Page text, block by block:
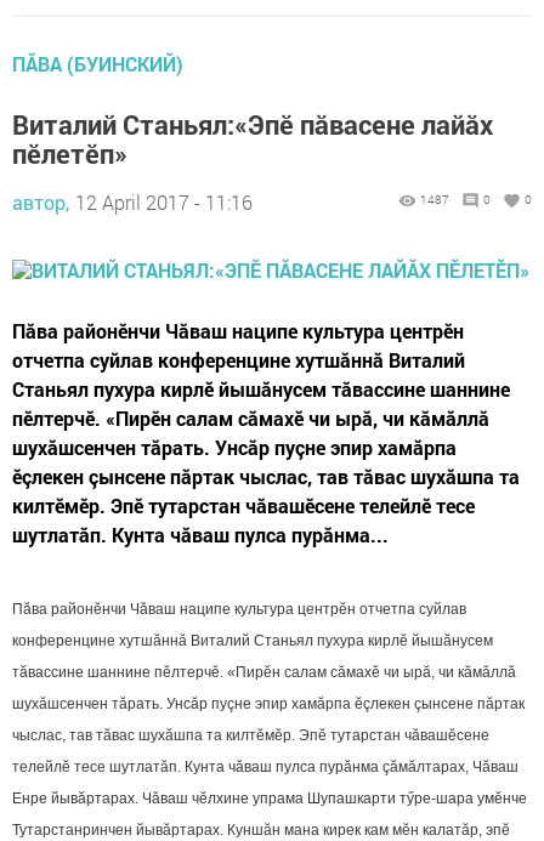
ПĂВА (БУИНСКИЙ)
Виталий Станьял:«Эпӗ пăвасене лайăх
пӗлетӗп»
автор, 12 April 2017 - 11:16 1487 0 0
Пăва районӗнчи Чăваш наципе культура центрӗн
отчетпа суйлав конференцине хутшăннă Виталий
Станьял пухура кирлӗ йышăнусем тăвассине шаннине
пӗлтерчӗ. «Пирӗн салам сăмахӗ чи ырă, чи кăмăллă
шухăшсенчен тăрать. Унсăр пуçне эпир хамăрпа
ӗçлекен çынсене пăртак чыслас, тав тăвас шухăшпа та
килтӗмӗр. Эпӗ тутарстан чăвашӗсене телейлӗ тесе
шутлатăп. Кунта чăваш пулса пурăнма...
Пăва районӗнчи Чăваш наципе культура центрӗн отчетпа суйлав
конференцине хутшăннă Виталий Станьял пухура кирлӗ йышăнусем
тăвассине шаннине пӗлтерчӗ. «Пирӗн салам сăмахӗ чи ырă, чи кăмăллă
шухăшсенчен тăрать. Унсăр пуçне эпир хамăрпа ӗçлекен çынсене пăртак
чыслас, тав тăвас шухăшпа та килтӗмӗр. Эпӗ тутарстан чăвашӗсене
телейлӗ тесе шутлатăп. Кунта чăваш пулса пурăнма çăмăлтарах, Чăваш
Енре йывăртарах. Чăваш чӗлхине упрама Шупашкарти тӳре-шара умӗнче
Тутарстанринчен йывăртарах. Куншăн мана кирек кам мӗн калатăр, эпӗ